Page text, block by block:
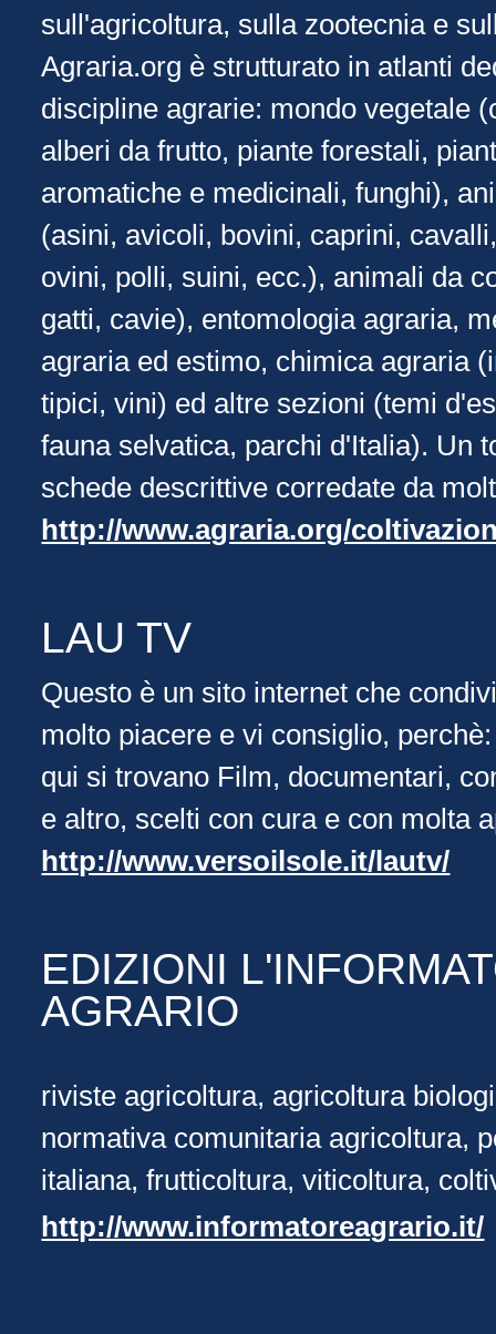
sull'agricoltura, sulla zootecnia e
Agraria.org è strutturato in atlanti
discipline agrarie: mondo vegetale
alberi da frutto, piante forestali,
aromatiche e medicinali, funghi),
(asini, avicoli, bovini, caprini,
ovini, polli, suini, ecc.), animali da
gatti, cavie), entomologia agraria,
agraria ed estimo, chimica agraria
tipici, vini) ed altre sezioni (temi
fauna selvatica, parchi d'Italia). Un
schede descrittive corredate da
http://www.agraria.org/
LAU TV
Questo è un sito internet che
molto piacere e vi consiglio, perchè:
qui si trovano Film, documentari,
e altro, scelti con cura e con molta
http://www.versoilsole.it/lautv/
EDIZIONI
AGRARIO
riviste agricoltura, agricoltura
normativa comunitaria agricoltura,
italiana, frutticoltura, viticoltura,
http://www.informatoreagrario.it/